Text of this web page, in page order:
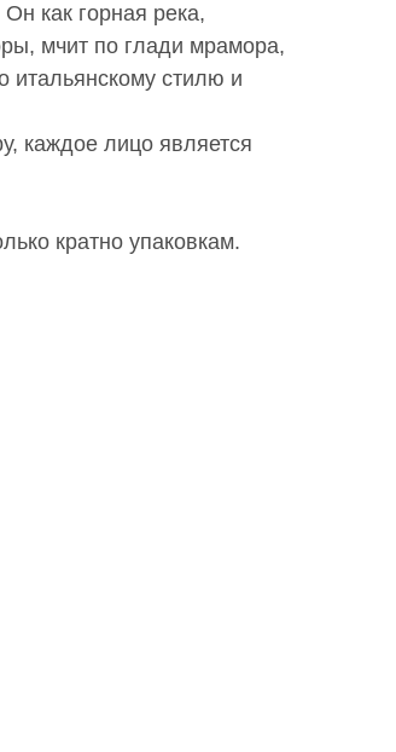
как горная река,
мчит по глади мрамора,
итальянскому стилю и
каждое лицо является
кратно упаковкам.